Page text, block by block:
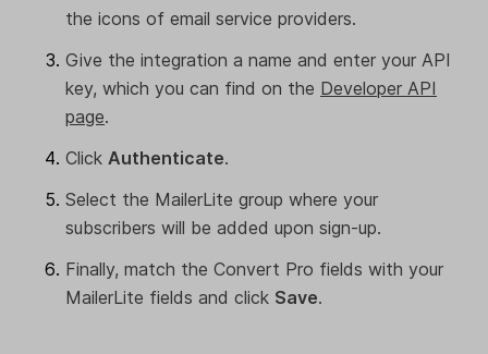
the icons of email service providers.
Give the integration a name and enter your API
key, which you can find on the Developer API
page.
Click Authenticate.
Select the MailerLite group where your
subscribers will be added upon sign-up.
Finally, match the Convert Pro fields with your
MailerLite fields and click Save.